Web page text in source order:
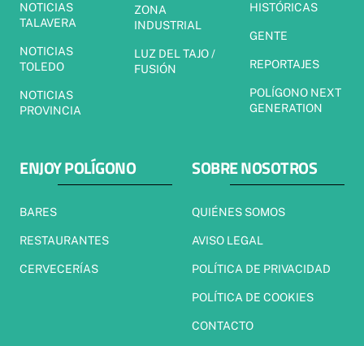
NOTICIAS
TALAVERA
NOTICIAS
TOLEDO
NOTICIAS
PROVINCIA
ZONA
INDUSTRIAL
LUZ DEL TAJO /
FUSIÓN
HISTÓRICAS
GENTE
REPORTAJES
POLÍGONO NEXT
GENERATION
ENJOY POLÍGONO
BARES
RESTAURANTES
CERVECERÍAS
SOBRE NOSOTROS
QUIÉNES SOMOS
AVISO LEGAL
POLÍTICA DE PRIVACIDAD
POLÍTICA DE COOKIES
CONTACTO